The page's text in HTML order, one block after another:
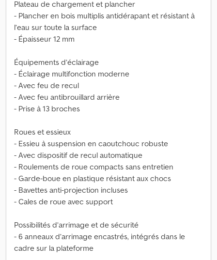
Plateau de chargement et plancher
- Plancher en bois multiplis antidérapant et résistant à
l’eau sur toute la surface
- Épaisseur 12 mm
Équipements d’éclairage
- Éclairage multifonction moderne
- Avec feu de recul
- Avec feu antibrouillard arrière
- Prise à 13 broches
Roues et essieux
- Essieu à suspension en caoutchouc robuste
- Avec dispositif de recul automatique
- Roulements de roue compacts sans entretien
- Garde-boue en plastique résistant aux chocs
- Bavettes anti-projection incluses
- Cales de roue avec support
Possibilités d’arrimage et de sécurité
- 6 anneaux d’arrimage encastrés, intégrés dans le
cadre sur la plateforme